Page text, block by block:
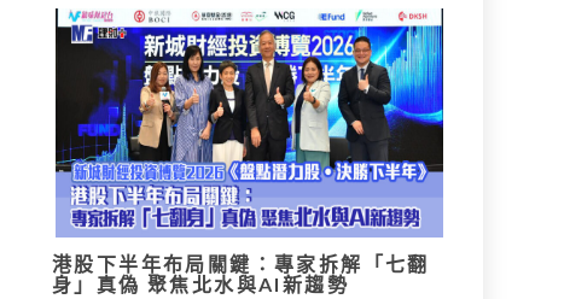
港股下半年布局關鍵：專家拆解「七翻
身」真偽 聚焦北水與AI新趨勢